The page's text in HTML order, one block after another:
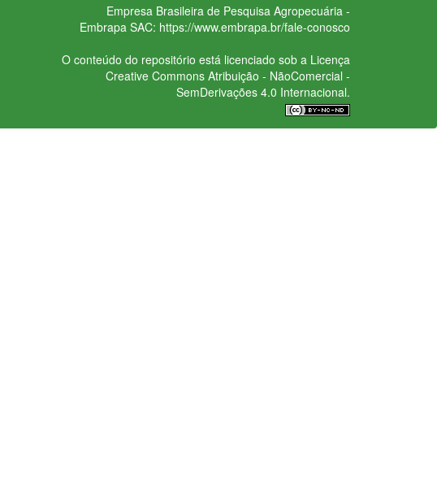
Empresa Brasileira de Pesquisa Agropecuária -
Embrapa SAC: https://www.embrapa.br/fale-conosco
O conteúdo do repositório está licenciado sob a Licença
Creative CommonsAtribuição - NãoComercial -
SemDerivações 4.0 Internacional.